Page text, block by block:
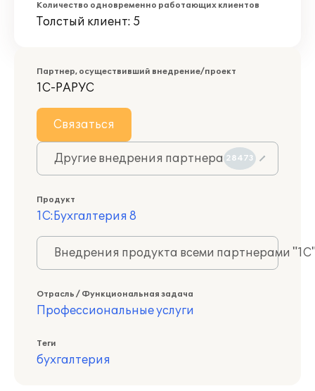
Количество одновременно работающих клиентов
Толстый клиент: 5
Партнер, осуществивший внедрение/проект
1С-РАРУС
Связаться
Другие внедрения партнера 28473
Продукт
1С:Бухгалтерия 8
Внедрения продукта всеми партнерами
Отрасль / Функциональная задача
Профессиональные услуги
Теги
бухгалтерия